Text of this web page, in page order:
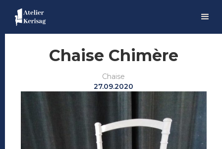
Chaise Chimère
Chaise
27.09.2020